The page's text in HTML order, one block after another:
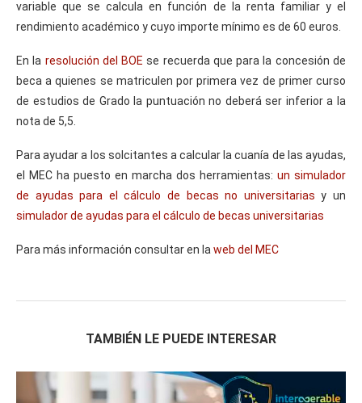
variable que se calcula en función de la renta familiar y el
rendimiento académico y cuyo importe mínimo es de 60 euros.
En la resolución del BOE se recuerda que para la concesión de
beca a quienes se matriculen por primera vez de primer curso
de estudios de Grado la puntuación no deberá ser inferior a la
nota de 5,5.
Para ayudar a los solcitantes a calcular la cuanía de las ayudas,
el MEC ha puesto en marcha dos herramientas: un simulador
de ayudas para el cálculo de becas no universitarias y un
simulador de ayudas para el cálculo de becas universitarias
Para más información consultar en la web del MEC
TAMBIÉN LE PUEDE INTERESAR